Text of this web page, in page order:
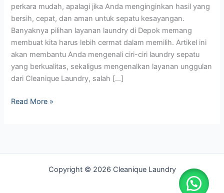
perkara mudah, apalagi jika Anda menginginkan hasil yang
bersih, cepat, dan aman untuk sepatu kesayangan.
Banyaknya pilihan layanan laundry di Depok memang
membuat kita harus lebih cermat dalam memilih. Artikel ini
akan membantu Anda mengenali ciri-ciri laundry sepatu
yang berkualitas, sekaligus mengenalkan layanan unggulan
dari Cleanique Laundry, salah […]
Read More »
Copyright © 2026 Cleanique Laundry